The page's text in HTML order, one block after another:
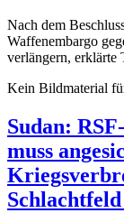
Nach dem
Waffenembargo
verlängern, erklärte
Kein Bildmaterial
Sudan:
muss